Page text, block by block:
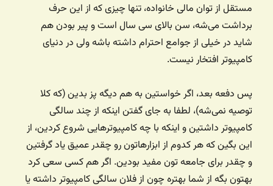
مستقل از توان مالی خانواده، تنها چیزی که از این حرف
برداشت می‌شه، سن بالای سی سال است و پیر بودن هم
شاید در خیلی از جوامع احترام داشته باشه ولی در دنیای
کامپیوتر افتخار نیست.
پس دفعه بعد، اگر خواستین به هم دیگه پز بدین (که کلا
توصیه نمی‌شه)، لطفا به جای گفتن اینکه از چند سالگی
کامپیوتر داشتین و اینکه با چه کامپیوترهایی شروع کردین، از
این بگین که هر کدوم از ابزارهاتون رو چقدر عمیق یاد گرفتین
و چقدر برای جامعه تون مفید بودین. اگر هم کسی سعی کرد
بهتون بگه از شما بهتره چون از فلان سالگی کامپیوتر داشته یا